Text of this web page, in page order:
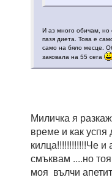
И аз много обичам, но
пазя диета. Това е
само на бяло месце.
заковала на 55 сега
Миличка я
време и как
килца!!!!!!!!!!!!Че
смъквам ....но тоя
моя вълчи